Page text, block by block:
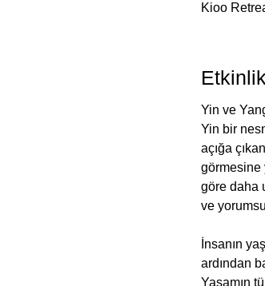
Kioo
Yin ve
Yin bir
açığa
görmesine
göre daha
ve
İnsanın
ardından
Yaşamın